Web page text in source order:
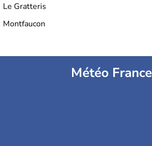
Le Gratteris
Montfaucon
Météo France